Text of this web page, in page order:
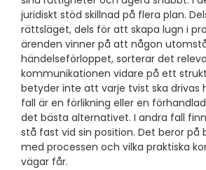
juridiskt stöd skillnad på flera plan.
rättsläget, dels för att skapa lugn i
ärenden vinner på att någon
händelseförloppet, sorterar det
kommunikationen vidare på ett
betyder inte att varje tvist ska drivas
fall är en förlikning eller en
det bästa alternativet. I andra fall
stå fast vid sin position. Det beror på
med processen och vilka praktiska
vägar får.